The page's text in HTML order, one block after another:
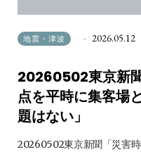
地震・津波 2026.05.12
20260502東京新
点を平時に集客場
題はない」
20260502東京新聞「災害